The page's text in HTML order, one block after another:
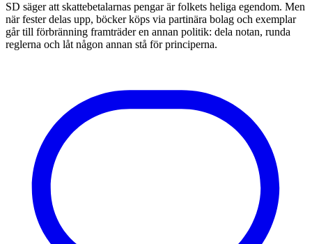
SD säger att skattebetalarnas pengar är folkets heliga egendom. Men
när fester delas upp, böcker köps via partinära bolag och exemplar
går till förbränning framträder en annan politik: dela notan, runda
reglerna och låt någon annan stå för principerna.